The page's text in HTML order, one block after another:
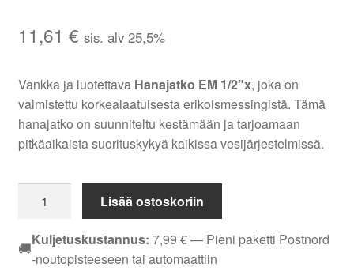
11,61 € sis. alv 25,5%
Vankka ja luotettava Hanajatko EM 1/2″x, joka on
valmistettu korkealaatuisesta erikoismessingistä. Tämä
hanajatko on suunniteltu kestämään ja tarjoamaan
pitkäaikaista suorituskykyä kaikissa vesijärjestelmissä.
1/2X60
MM
Lisää ostoskoriin
🚚Kuljetuskustannus: 7,99 €— Pieni paketti Postnord
-noutopisteeseen tai automaattiin